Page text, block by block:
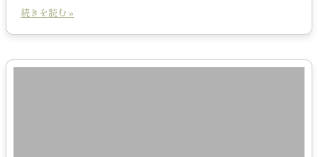
続きを読む »